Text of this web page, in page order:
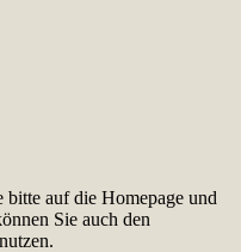
bitte auf die Homepage und
Sie auch den